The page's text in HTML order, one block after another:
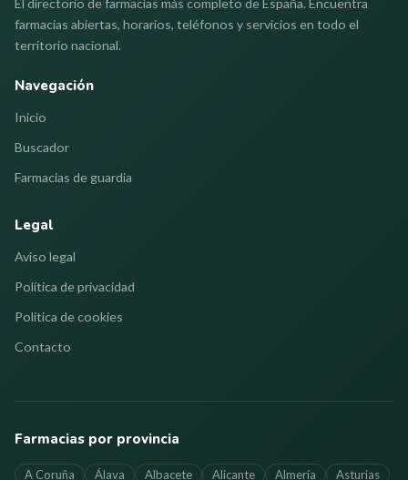
El directorio de farmacias más completo de España. Encuentra
farmacias abiertas, horarios, teléfonos y servicios en todo el
territorio nacional.
Navegación
Inicio
Buscador
Farmacias de guardia
Legal
Aviso legal
Política de privacidad
Política de cookies
Contacto
Farmacias por provincia
A Coruña Álava Albacete Alicante Almería Asturias